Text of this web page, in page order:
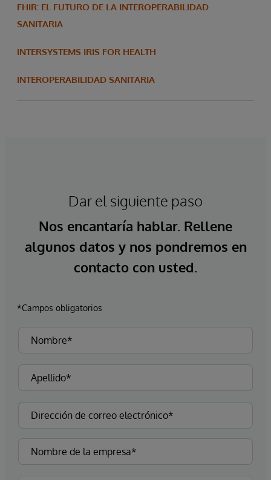
FHIR: EL FUTURO DE LA INTEROPERABILIDAD
SANITARIA
INTERSYSTEMS IRIS FOR HEALTH
INTEROPERABILIDAD SANITARIA
Dar el siguiente paso
Nos encantaría hablar. Rellene
algunos datos y nos pondremos en
contacto con usted.
*Campos obligatorios